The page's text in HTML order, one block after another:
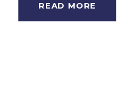
READ MORE